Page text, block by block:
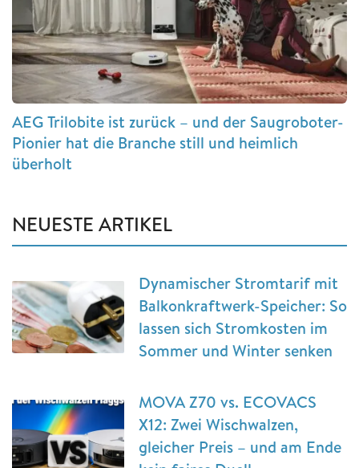
AEG Trilobite ist zurück – und der Saugroboter-
Pionier hat die Branche still und heimlich
überholt
NEUESTE ARTIKEL
Dynamischer Stromtarif mit
Balkonkraftwerk-Speicher: So
lassen sich Stromkosten im
Sommer und Winter senken
MOVA Z70 vs. ECOVACS
X12: Zwei Wischwalzen,
gleicher Preis – und am Ende